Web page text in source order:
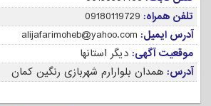
تلفن همراه: 09180119729
آدرس ایمیل: alijafarimoheb@yahoo.com
موقعیت آگهی: دیگر استانها
آدرس: همدان بلوارارم شهربازی رنگین کمان